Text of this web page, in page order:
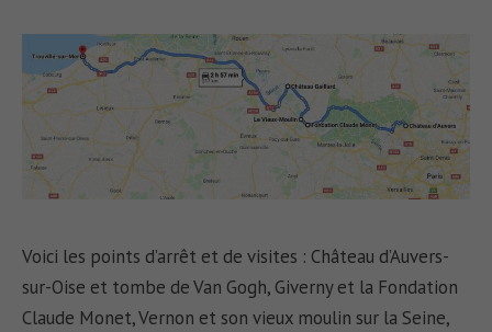
Voici les points d’arrêt et de visites : Château d’Auvers-
sur-Oise et tombe de Van Gogh, Giverny et la Fondation
Claude Monet, Vernon et son vieux moulin sur la Seine,